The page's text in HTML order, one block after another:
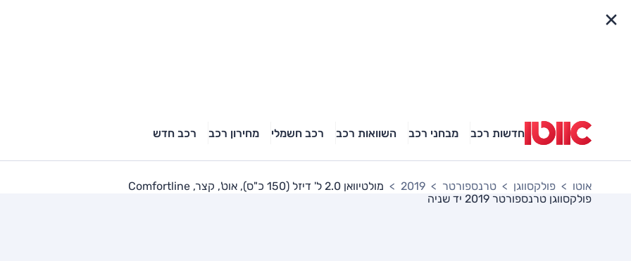
חדשות רכב מבחני רכב השוואות רכב רכב חשמלי מחירון רכב רכב חדש
אוטו פולקסווגן טרנספורטר 2019
מולטיוואן 2.0 ל' דיזל (150 כ"ס), אוט', קצר, Comfortline
פולקסווגן טרנספורטר 2019
יד שניה